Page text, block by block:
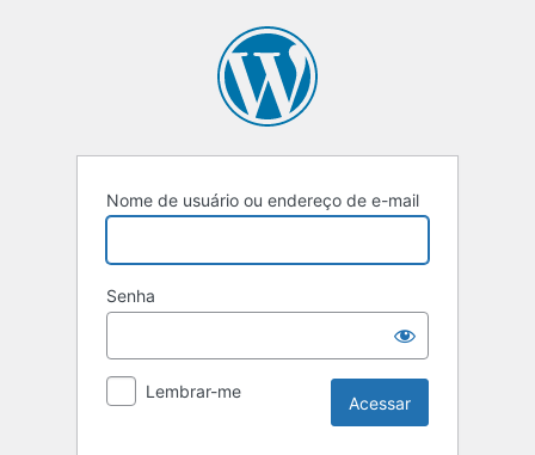
Nome de usuário ou endereço de e-mail
Senha
Lembrar-me